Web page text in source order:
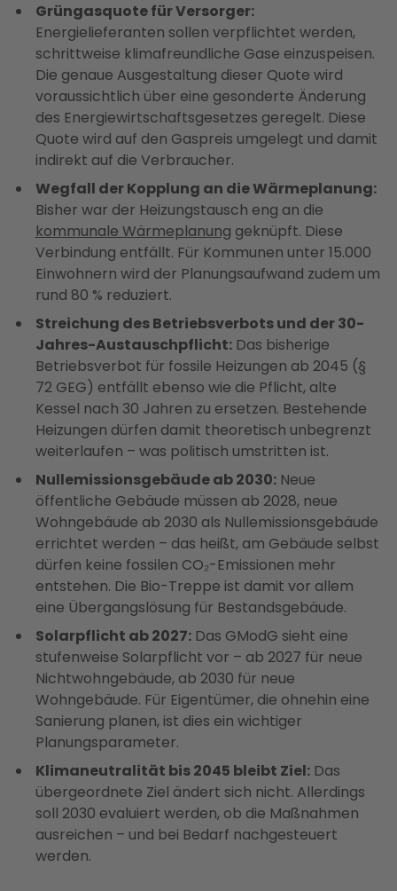
Grüngasquote für Versorger:
Energielieferanten sollen verpflichtet werden,
schrittweise klimafreundliche Gase einzuspeisen.
Die genaue Ausgestaltung dieser Quote wird
voraussichtlich über eine gesonderte Änderung
des Energiewirtschaftsgesetzes geregelt. Diese
Quote wird auf den Gaspreis umgelegt und damit
indirekt auf die Verbraucher.
Wegfall der Kopplung an die Wärmeplanung:
Bisher war der Heizungstausch eng an die
kommunale Wärmeplanung geknüpft. Diese
Verbindung entfällt. Für Kommunen unter 15.000
Einwohnern wird der Planungsaufwand zudem um
rund 80 % reduziert.
Streichung des Betriebsverbots und der 30-
Jahres-Austauschpflicht:Das bisherige
Betriebsverbot für fossile Heizungen ab 2045 (§
72 GEG) entfällt ebenso wie die Pflicht, alte
Kessel nach 30 Jahren zu ersetzen. Bestehende
Heizungen dürfen damit theoretisch unbegrenzt
weiterlaufen – was politisch umstritten ist.
Nullemissionsgebäude ab 2030:Neue
öffentliche Gebäude müssen ab 2028, neue
Wohngebäude ab 2030 als Nullemissionsgebäude
errichtet werden – das heißt, am Gebäude selbst
dürfen keine fossilen CO₂-Emissionen mehr
entstehen. Die Bio-Treppe ist damit vor allem
eine Übergangslösung für Bestandsgebäude.
Solarpflicht ab 2027:Das GModG sieht eine
stufenweise Solarpflicht vor – ab 2027 für neue
Nichtwohngebäude, ab 2030 für neue
Wohngebäude. Für Eigentümer, die ohnehin eine
Sanierung planen, ist dies ein wichtiger
Planungsparameter.
Klimaneutralität bis 2045 bleibt Ziel:Das
übergeordnete Ziel ändert sich nicht. Allerdings
soll 2030 evaluiert werden, ob die Maßnahmen
ausreichen – und bei Bedarf nachgesteuert
werden.